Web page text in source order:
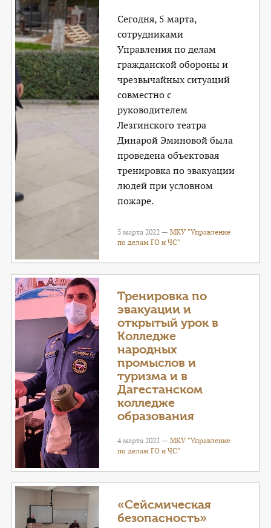
Сегодня, 5 марта,
сотрудниками
Управления по делам
гражданской обороны и
чрезвычайных ситуаций
совместно с
руководителем
Лезгинского театра
Динарой Эминовой была
проведена объектовая
тренировка по эвакуации
людей при условном
пожаре.
5 марта 2022 —МКУ "Управление
по делам ГО и ЧС"
Тренировка по
эвакуации и
открытый урок в
Колледже
народных
промыслов и
туризма и в
Дагестанском
колледже
образования
4 марта 2022 —МКУ "Управление
по делам ГО и ЧС"
«Сейсмическая
безопасность»